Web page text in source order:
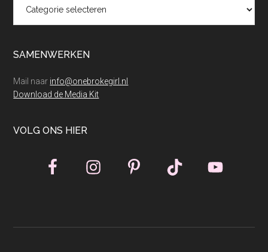
SAMENWERKEN
Mail naar info@onebrokegirl.nl
Download de Media Kit
VOLG ONS HIER